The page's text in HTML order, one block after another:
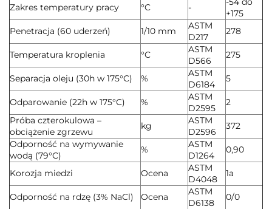
Zakres temperatury pracy
°C -
+175
Penetracja (60 uderzeń)
1/10 mm
ASTM
D217
278
Temperatura kroplenia °C
ASTM
D566
275
Separacja oleju (30h w 175°C) %
ASTM
D6184
5
Odparowanie (22h w 175°C) %
ASTM
D2595
2
Próba czterokulowa –
obciążenie zgrzewu
kg
ASTM
D2596
372
Odporność na wymywanie
wodą (79°C)
%
ASTM
D1264
0,90
Korozja miedzi Ocena
ASTM
D4048
1a
Odporność na rdzę (3% NaCl) Ocena
ASTM
D6138
0/0